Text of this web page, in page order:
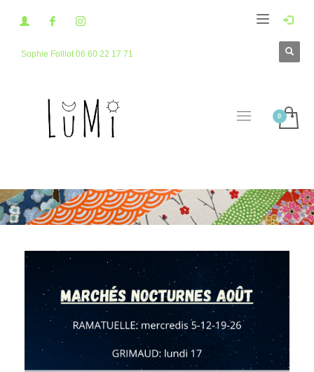
Sophie Folliot 06 60 22 17 71